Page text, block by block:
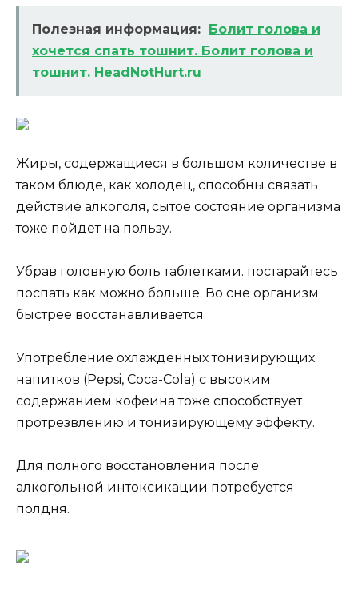
Полезная информация:
Болит голова и
хочется спать тошнит. Болит голова и
тошнит. HeadNotHurt.ru
Жиры, содержащиеся в большом количестве в
таком блюде, как холодец, способны связать
действие алкоголя, сытое состояние организма
тоже пойдет на пользу.
Убрав головную боль таблетками. постарайтесь
поспать как можно больше. Во сне организм
быстрее восстанавливается.
Употребление охлажденных тонизирующих
напитков (Pepsi, Coca-Cola) с высоким
содержанием кофеина тоже способствует
протрезвлению и тонизирующему эффекту.
Для полного восстановления после
алкогольной интоксикации потребуется
полдня.